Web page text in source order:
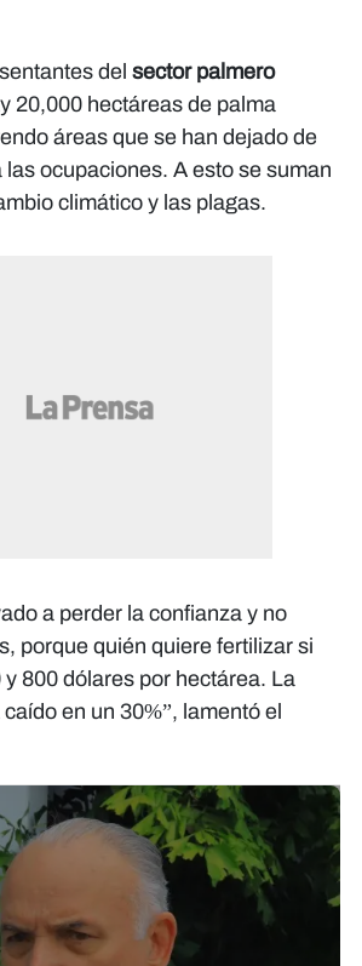
del sector palmero
20,000 hectáreas de palma
áreas que se han dejado de
ocupaciones. A esto se suman
climático y las plagas.
a perder la confianza y no
porque quién quiere fertilizar si
800 dólares por hectárea. La
en un 30%”, lamentó el